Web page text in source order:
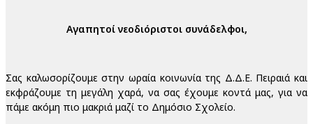
Αγαπητοί νεοδιόριστοι συνάδελφοι,
Σας καλωσορίζουμε στην ωραία κοινωνία της Δ.Δ.Ε. Πειραιά και
εκφράζουμε τη μεγάλη χαρά, να σας έχουμε κοντά μας, για να
πάμε ακόμη πιο μακριά μαζί το Δημόσιο Σχολείο.